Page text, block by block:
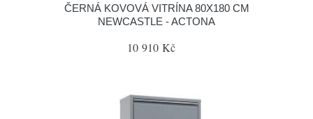
ČERNÁ KOVOVÁ VITRÍNA 80X180 CM
NEWCASTLE - ACTONA
10 910 Kč